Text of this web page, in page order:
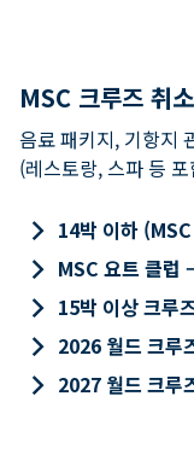
MSC 크루즈 취
음료 패키지, 기항지
(레스토랑, 스파 등
keyboard_arrow_right 14박 이하
keyboard_arrow_right MSC 요트 클럽
keyboard_arrow_right 15박 이상 크루
keyboard_arrow_right 2026 월드 크루
keyboard_arrow_right 2027 월드 크루